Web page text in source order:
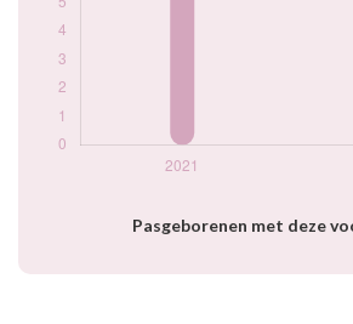
Pasgeborenen met deze